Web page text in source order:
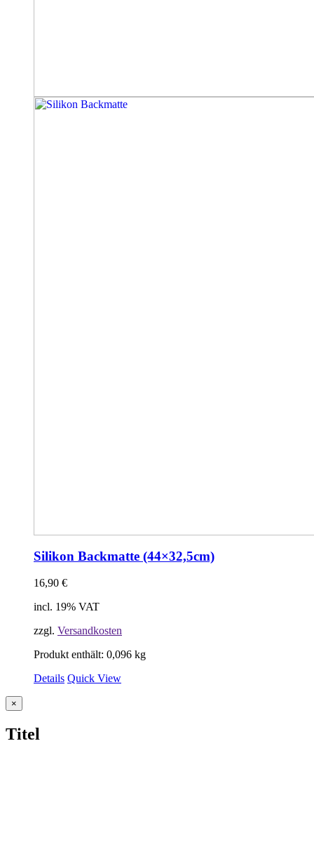
Silikon Backmatte (44×32,5cm)
16,90 €
incl. 19% VAT
zzgl. Versandkosten
Produkt enthält: 0,096 kg
Details Quick View
Close
product
view
×
Titel